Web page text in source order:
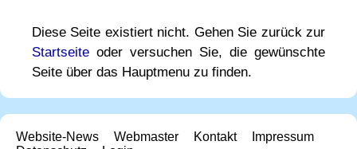
Diese Seite existiert nicht. Gehen Sie zurück zur
Startseite oder versuchen Sie, die gewünschte
Seite über das Hauptmenu zu finden.
Website-News Webmaster Kontakt
Impressum